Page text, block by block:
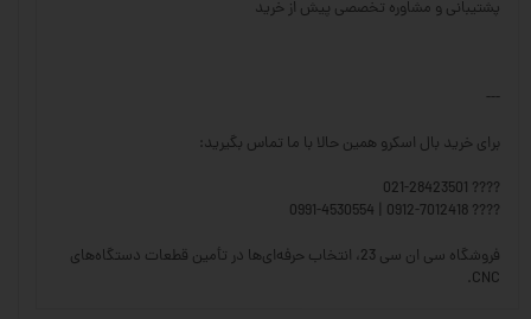
پشتیبانی و مشاوره تخصصی پیش از خرید
---
برای خرید بال اسکرو همین حالا با ما تماس بگیرید:
???? 021-28423501
???? 0912-7012418 | 0991-4530554
فروشگاه سی ان سی 23، انتخاب حرفه‌ای‌ها در تأمین قطعات دستگاه‌های
CNC.